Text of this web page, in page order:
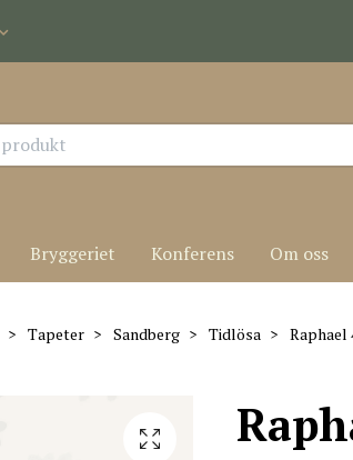
Bryggeriet Konferens Om oss
Tapeter Sandberg Tidlösa Raphael